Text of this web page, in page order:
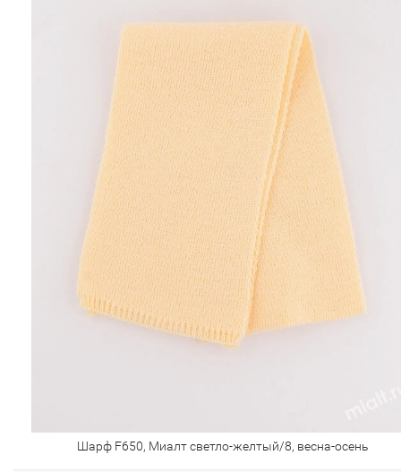
Шарф F650, Миалт светло-желтый/8, весна-осень